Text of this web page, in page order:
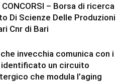
CONCORSI – Borsa di ricerca
Di Scienze Delle Produzioni
Cnr di Bari
invecchia comunica con i
identificato un circuito
che modula l’aging